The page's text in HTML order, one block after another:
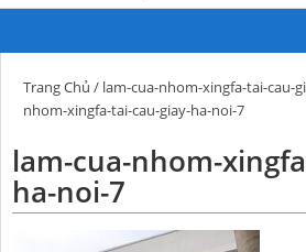
Trang Chủ / lam-cua-nhom-xingfa-tai-cau-
nhom-xingfa-tai-cau-giay-ha-noi-7
lam-cua-nhom-
ha-noi-7